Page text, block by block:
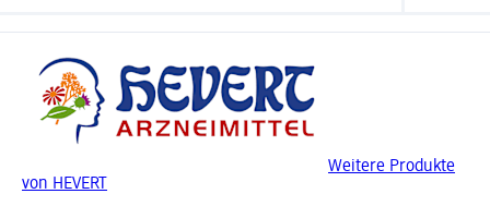
Weitere Produkte
von HEVERT